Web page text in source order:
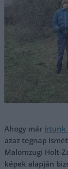
Ahogy már írtunk
azaz tegnap
Malomzugi Holt-
képek alapján